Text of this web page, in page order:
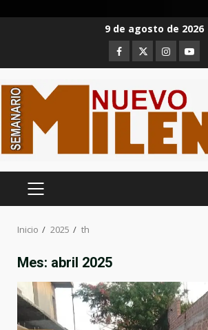
9 de agosto de 2026
Facebook
TwitterInstagram
MENÚ
Inicio 2025 th
Mes: abril 2025